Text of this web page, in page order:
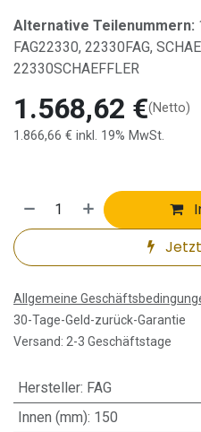
Alternative Teilenummern:
FAG22330, 22330FAG,
22330SCHAEFFLER
1.568,62 €(Netto)
1.866,66 € inkl. 19% MwSt.
Allgemeine
30-Tage-Geld-zurück-Garantie
Versand: 2-3 Geschäftstage
Hersteller: FAG
Innen (mm): 150